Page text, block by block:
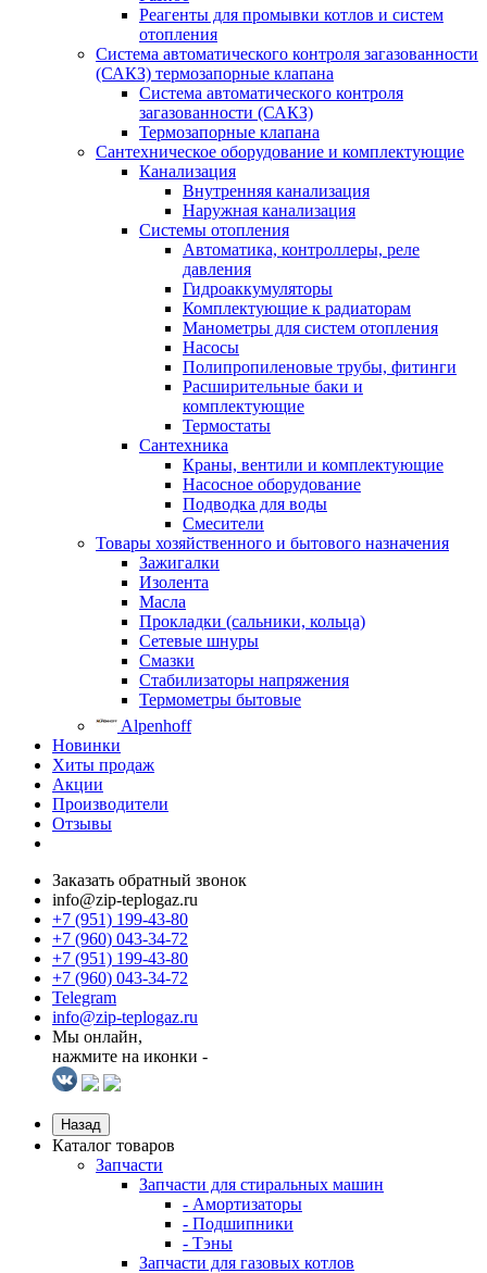
Реагенты для промывки котлов и систем
отопления
Система автоматического контроля загазованности
(САКЗ) термозапорные клапана
Система автоматического контроля
загазованности (САКЗ)
Термозапорные клапана
Сантехническое оборудование и комплектующие
Канализация
Внутренняя канализация
Наружная канализация
Системы отопления
Автоматика, контроллеры, реле
давления
Гидроаккумуляторы
Комплектующие к радиаторам
Манометры для систем отопления
Насосы
Полипропиленовые трубы, фитинги
Расширительные баки и
комплектующие
Термостаты
Сантехника
Краны, вентили и комплектующие
Насосное оборудование
Подводка для воды
Смесители
Товары хозяйственного и бытового назначения
Зажигалки
Изолента
Масла
Прокладки (сальники, кольца)
Сетевые шнуры
Смазки
Стабилизаторы напряжения
Термометры бытовые
Alpenhoff
Новинки
Хиты продаж
Акции
Производители
Отзывы
Заказать обратный звонок
info@zip-teplogaz.ru
+7 (951) 199-43-80
+7 (960) 043-34-72
+7 (951) 199-43-80
+7 (960) 043-34-72
Telegram
info@zip-teplogaz.ru
Мы онлайн,
нажмите на иконки -
Назад
Каталог товаров
Запчасти
Запчасти для стиральных машин
- Амортизаторы
- Подшипники
- Тэны
Запчасти для газовых котлов